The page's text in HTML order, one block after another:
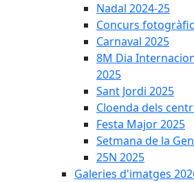
Nadal 2024-25
Concurs
Carnaval 2025
8M Dia
2025
Sant Jordi 2025
Cloenda dels
Festa Major 2025
Setmana de la
25N 2025
Galeries d'imatges